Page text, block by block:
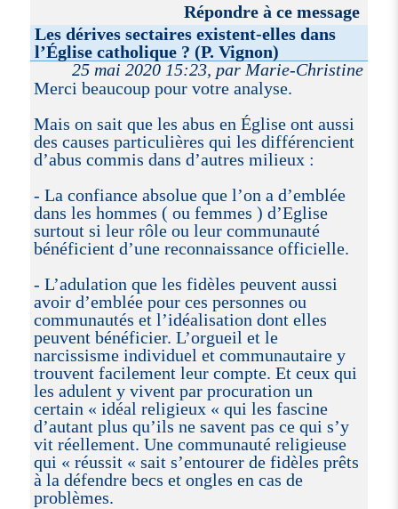
Répondre à ce message
Les dérives sectaires existent-elles dans
l’Église catholique ? (P. Vignon)
25 mai 2020 15:23, par Marie-Christine
Merci beaucoup pour votre analyse.
Mais on sait que les abus en Église ont aussi
des causes particulières qui les différencient
d’abus commis dans d’autres milieux :
- La confiance absolue que l’on a d’emblée
dans les hommes ( ou femmes ) d’Eglise
surtout si leur rôle ou leur communauté
bénéficient d’une reconnaissance officielle.
- L’adulation que les fidèles peuvent aussi
avoir d’emblée pour ces personnes ou
communautés et l’idéalisation dont elles
peuvent bénéficier. L’orgueil et le
narcissisme individuel et communautaire y
trouvent facilement leur compte. Et ceux qui
les adulent y vivent par procuration un
certain « idéal religieux « qui les fascine
d’autant plus qu’ils ne savent pas ce qui s’y
vit réellement. Une communauté religieuse
qui « réussit « sait s’entourer de fidèles prêts
à la défendre becs et ongles en cas de
problèmes.